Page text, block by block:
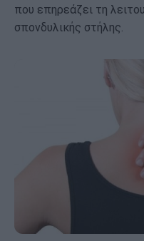
που επηρεάζει τη
σπονδυλικής στήλης.